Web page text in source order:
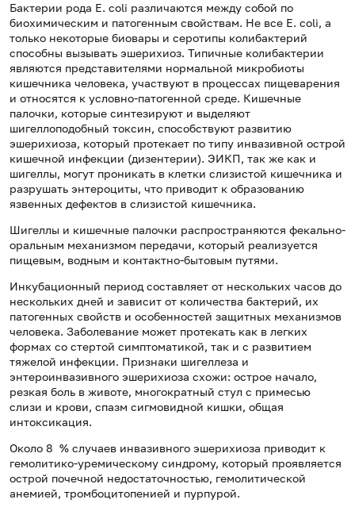
Бактерии рода E. coli различаются между собой по
биохимическим и патогенным свойствам. Не все E. coli, а
только некоторые биовары и серотипы колибактерий
способны вызывать эшерихиоз. Типичные колибактерии
являются представителями нормальной микробиоты
кишечника человека, участвуют в процессах пищеварения
и относятся к условно-патогенной среде. Кишечные
палочки, которые синтезируют и выделяют
шигеллоподобный токсин, способствуют развитию
эшерихиоза, который протекает по типу инвазивной острой
кишечной инфекции (дизентерии). ЭИКП, так же как и
шигеллы, могут проникать в клетки слизистой кишечника и
разрушать энтероциты, что приводит к образованию
язвенных дефектов в слизистой кишечника.
Шигеллы и кишечные палочки распространяются фекально-
оральным механизмом передачи, который реализуется
пищевым, водным и контактно-бытовым путями.
Инкубационный период составляет от нескольких часов до
нескольких дней и зависит от количества бактерий, их
патогенных свойств и особенностей защитных механизмов
человека. Заболевание может протекать как в легких
формах со стертой симптоматикой, так и с развитием
тяжелой инфекции. Признаки шигеллеза и
энтероинвазивного эшерихиоза схожи: острое начало,
резкая боль в животе, многократный стул с примесью
слизи и крови, спазм сигмовидной кишки, общая
интоксикация.
Около 8 % случаев инвазивного эшерихиоза приводит к
гемолитико-уремическому синдрому, который проявляется
острой почечной недостаточностью, гемолитической
анемией, тромбоцитопенией и пурпурой.